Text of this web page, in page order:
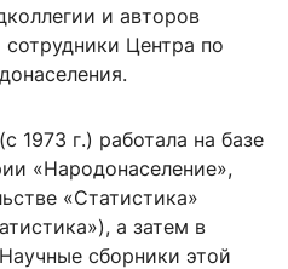
и авторов
Центра по
1973 г.) работала на базе
«Народонаселение»,
«Статистика»
а затем в
сборники этой